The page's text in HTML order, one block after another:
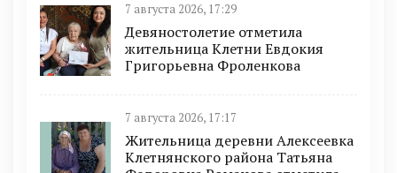
7 августа 2026, 17:29
Девяностолетие отметила
жительница Клетни Евдокия
Григорьевна Фроленкова
7 августа 2026, 17:17
Жительница деревни Алексеевка
Клетнянского района Татьяна